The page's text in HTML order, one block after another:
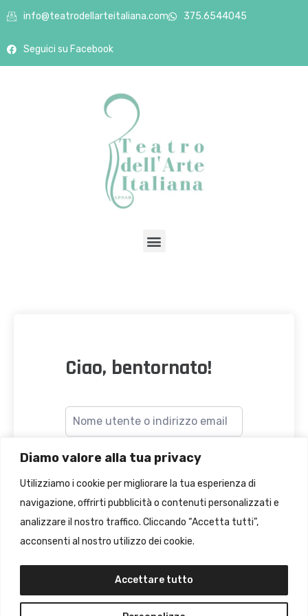
Diamo valore alla tua privacy
Utilizziamo i cookie per migliorare la tua esperienza di
navigazione, offrirti pubblicità o contenuti personalizzati e
analizzare il nostro traffico. Cliccando “Accetta tutti”,
acconsenti al nostro utilizzo dei cookie.
Accettare tutto
info@teatrodellarteitaliana.com 375.6544045
Seguici su Facebook
Ciao, bentornato!
dimenticato?
ACCEDI